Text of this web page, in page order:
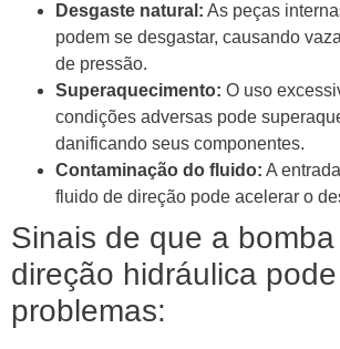
Desgaste natural: As peças
podem se desgastar, causando
de pressão.
Superaquecimento: O uso
condições adversas pode
danificando seus componentes.
Contaminação do fluido: A
fluido de direção pode acelerar o
Sinais de que a
direção hidráulica
problemas: